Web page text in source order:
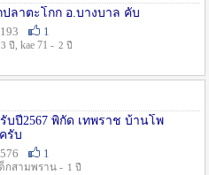
ลาตะโกก อ.บางบาล คับ
1
3 ปี , kae 71 - 2 ปี
บปี2567 พิกัด เทพราช บ้านโพ
รับ
1
ด็กสามพราน - 1 ปี